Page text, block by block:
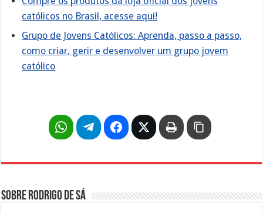
católicos no Brasil, acesse aqui!
Grupo de Jovens Católicos: Aprenda, passo a passo,
como criar, gerir e desenvolver um grupo jovem
católico
Sobre Rodrigo de Sá